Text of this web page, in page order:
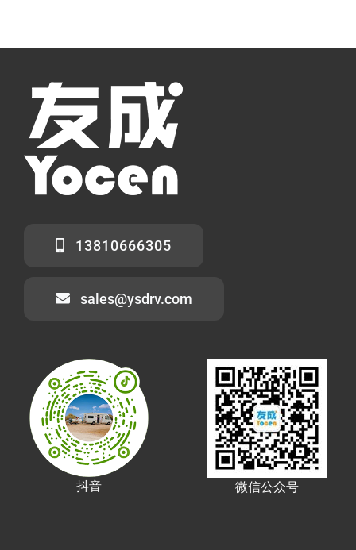
13810666305
sales@ysdrv.com
抖音 微信公众号